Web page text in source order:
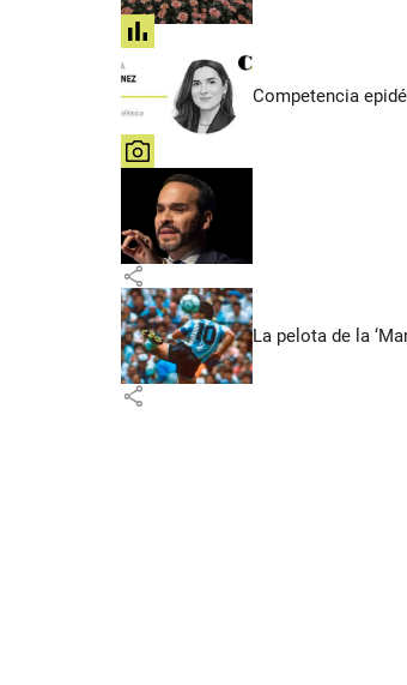
share
Competencia
share
share
La pelota de la
share